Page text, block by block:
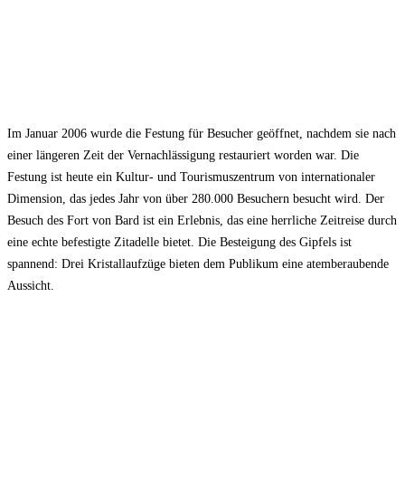
Im Januar 2006 wurde die Festung für Besucher geöffnet, nachdem sie nach
einer längeren Zeit der Vernachlässigung restauriert worden war. Die
Festung ist heute ein Kultur- und Tourismuszentrum von internationaler
Dimension, das jedes Jahr von über 280.000 Besuchern besucht wird. Der
Besuch des Fort von Bard ist ein Erlebnis, das eine herrliche Zeitreise durch
eine echte befestigte Zitadelle bietet. Die Besteigung des Gipfels ist
spannend: Drei Kristallaufzüge bieten dem Publikum eine atemberaubende
Aussicht.